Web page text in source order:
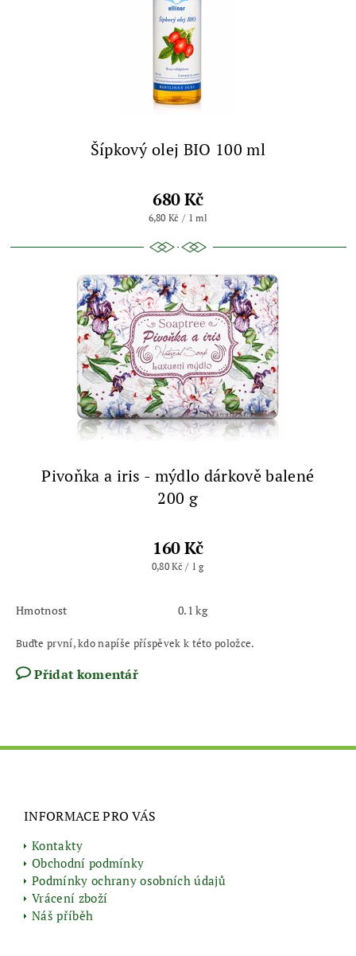
Šípkový olej BIO 100 ml
680 Kč
6,80 Kč / 1 ml
Pivoňka a iris - mýdlo dárkově balené
200 g
160 Kč
0,80 Kč / 1 g
Hmotnost 0.1 kg
Buďte první, kdo napíše příspěvek k této položce.
Přidat komentář
INFORMACE PRO VÁS
Kontakty
Obchodní podmínky
Podmínky ochrany osobních údajů
Vrácení zboží
Náš příběh